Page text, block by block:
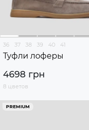
36 37 38 39 40 41
Туфли лоферы
4698 грн
8 цветов
PREMIUM